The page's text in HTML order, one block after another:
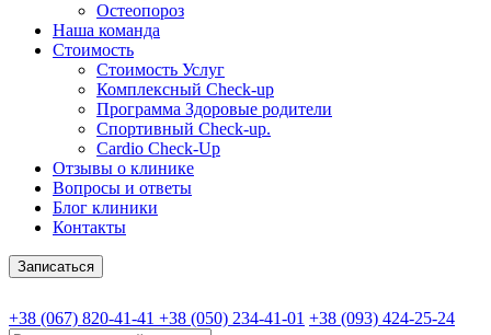
Остеопороз
Наша команда
Стоимость
Стоимость Услуг
Комплексный Check-up
Программа Здоровые родители
Спортивный Check-up.
Cardio Check-Up
Отзывы о клинике
Вопросы и ответы
Блог клиники
Контакты
Записаться
+38 (067) 820-41-41 +38 (050) 234-41-01 +38 (093) 424-25-24